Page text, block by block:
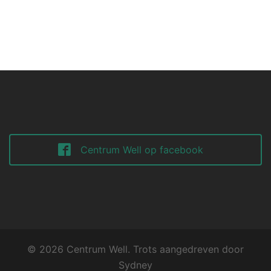
Centrum Well op facebook
© 2026 Centrum Well. Trots aangedreven door
Sydney